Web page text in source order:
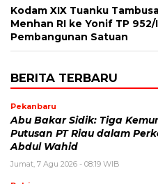
Kodam XIX Tuanku
Menhan RI ke Yonif TP
Pembangunan Satuan
BERITA TERBARU
Pekanbaru
Abu Bakar Sidik: Tiga
Putusan PT Riau dalam
Abdul Wahid
Jumat, 7 Agu 2026 - 08:19 WIB